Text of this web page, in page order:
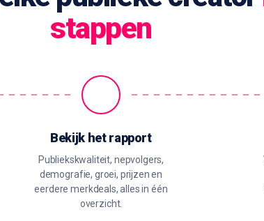
stappen
Bekijk het rapport
Publiekskwaliteit, nepvolgers,
demografie, groei, prijzen en
eerdere merkdeals, alles in één
overzicht.